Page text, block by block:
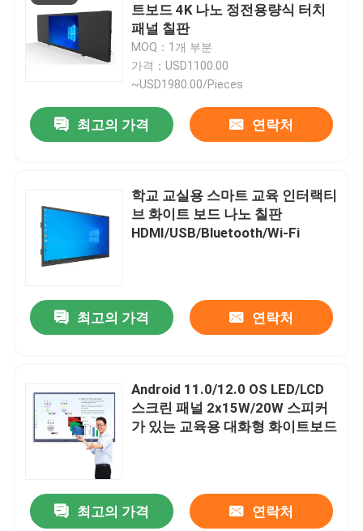
트보드 4K 나노 정전용량식 터치
패널 칠판
MOQ：1개 부분
가격：USD1100.00
~USD1980.00/Pieces
최고의 가격 연락처
학교 교실용 스마트 교육 인터랙티
브 화이트 보드 나노 칠판
HDMI/USB/Bluetooth/Wi-Fi
최고의 가격 연락처
Android 11.0/12.0 OS LED/LCD
스크린 패널 2x15W/20W 스피커
가 있는 교육용 대화형 화이트보드
최고의 가격 연락처